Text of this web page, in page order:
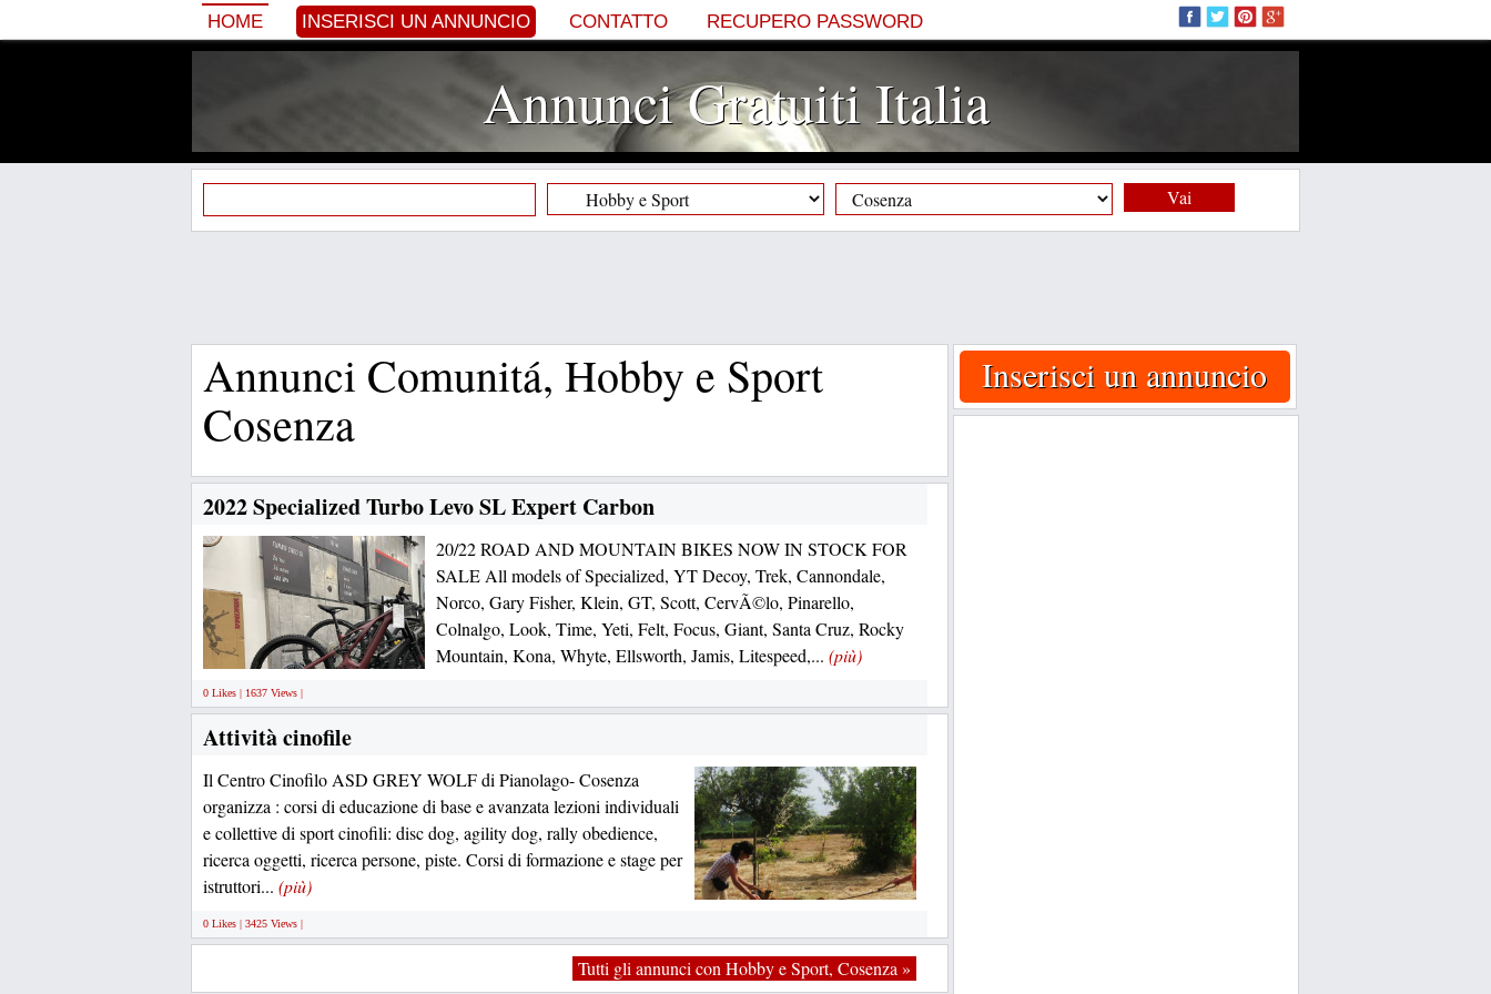
HOME INSERISCI UN ANNUNCIO CONTATTO RECUPERO PASSWORD
Annunci Gratuiti Italia
Vai
Annunci Comunitá, Hobby e Sport
Cosenza
2022 Specialized Turbo Levo SL Expert Carbon
20/22 ROAD AND MOUNTAIN BIKES NOW IN STOCK FOR
SALE All models of Specialized, YT Decoy, Trek, Cannondale,
Norco, Gary Fisher, Klein, GT, Scott, CervÃ©lo, Pinarello,
Colnalgo, Look, Time, Yeti, Felt, Focus, Giant, Santa Cruz, Rocky
Mountain, Kona, Whyte, Ellsworth, Jamis, Litespeed,... (più)
0 Likes | 1637 Views |
Attività cinofile
Il Centro Cinofilo ASD GREY WOLF di Pianolago- Cosenza
organizza : corsi di educazione di base e avanzata lezioni individuali
e collettive di sport cinofili: disc dog, agility dog, rally obedience,
ricerca oggetti, ricerca persone, piste. Corsi di formazione e stage per
istruttori... (più)
0 Likes | 3425 Views |
Tutti gli annunci con Hobby e Sport, Cosenza »
Inserisci un annuncio